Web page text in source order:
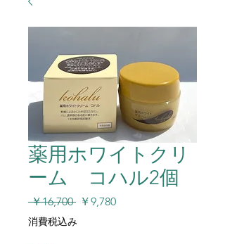
薬用ホワイトクリ
ーム コハル2個
￥16,700 通￥9,780セ
消費税込み